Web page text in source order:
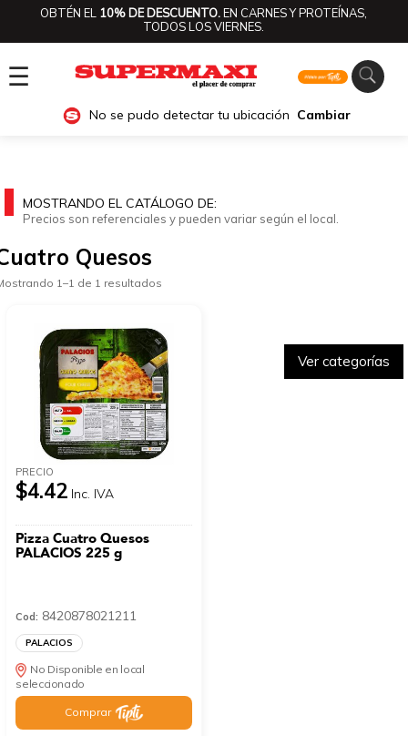
OBTÉN EL 10% DE DESCUENTO.EN CARNES Y PROTEÍNAS,
TODOS LOS VIERNES.
☰
No se pudo detectar tu ubicación Cambiar
Ver categorías
MOSTRANDO EL CATÁLOGO DE:
Precios son referenciales y pueden variar según el local.
Quesos
1–1 de 1 resultados
PRECIO
$4.42 Inc. IVA
Pizza Cuatro Quesos
PALACIOS 225 g
Cod: 8420878021211
PALACIOS
No Disponible en local
seleccionado
Comprar